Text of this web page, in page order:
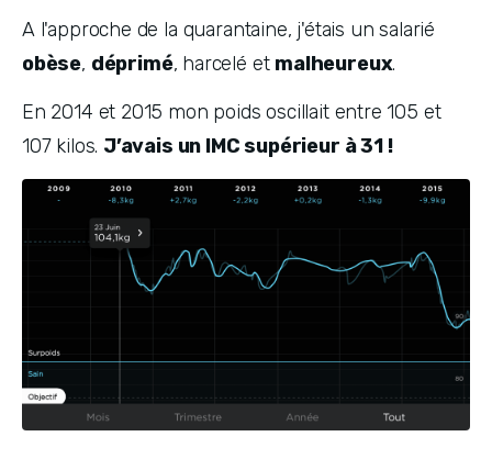
obèse, déprimé, harcelé et malheureux.
En 2014 et 2015 mon poids oscillait entre 105 et
107 kilos. J’avais un IMC supérieur à 31 !